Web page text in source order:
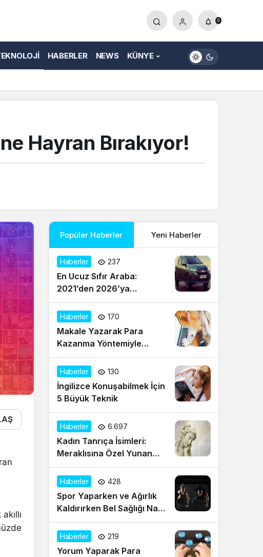
0
HABERLER NEWS KÜNYE
Hayran Bırakıyor!
Popüler Haberler Yeni Haberler
Haberler 237
En Ucuz Sıfır Araba:
2021’den 2026’ya
Türkiye’de Uygun Fiyatlı
Modeller ve Güncel Durum
Haberler 170
Makale Yazarak Para
Kazanma Yöntemiyle
Evden Gelir Sağlayın
Haberler 130
İngilizce Konuşabilmek İçin
5 Büyük Teknik
Haberler 6.697
Kadın Tanrıça İsimleri:
Meraklısına Özel Yunan
Mitolojisinin Tanrıçaları
Haberler 428
Spor Yaparken ve Ağırlık
Kaldırırken Bel Sağlığı Nasıl
Korunur?
Haberler 219
Yorum Yaparak Para